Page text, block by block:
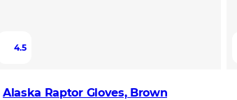
4.5
Alaska Raptor Gloves, Brown